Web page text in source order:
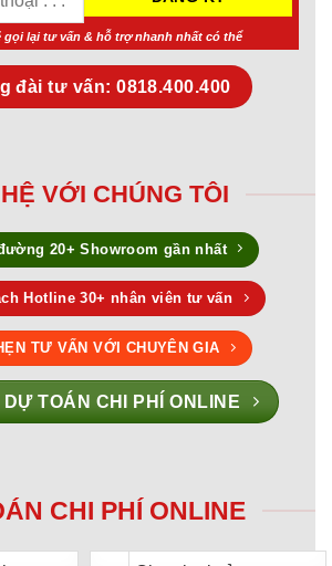
gọi lại tư vấn & hỗ trợ nhanh nhất có thể
đài tư vấn: 0818.400.400
VỚI CHÚNG TÔI
20+ Showroom gần nhất
Hotline 30+ nhân viên tư vấn
TƯ VẤN VỚI CHUYÊN GIA
DỰ TOÁN CHI PHÍ ONLINE
CHI PHÍ ONLINE